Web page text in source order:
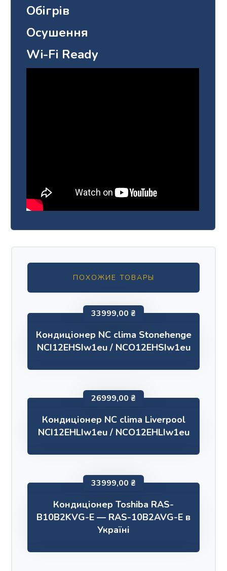
Обігрів
Осушення
Wi-Fi Ready
ПОХОЖИЕ ТОВАРЫ
Кондиціонер NC clima Stonehenge
NCI12EHSIw1eu / NCO12EHSIw1eu
33999,00 ₴
Кондиціонер NC clima Liverpool
NCI12EHLIw1eu / NCO12EHLIw1eu
26999,00 ₴
Кондиціонер Toshiba RAS-
B10B2KVG-E — RAS-10B2AVG-E в
Україні
33999,00 ₴